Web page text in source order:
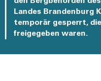
Landes Brandenburg
temporär gesperrt,
freigegeben waren.